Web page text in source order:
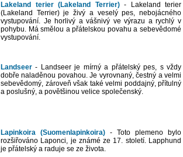
Lakeland terier (Lakeland Terrier)- Lakeland terier
(Lakeland Terrier) je živý a veselý pes, nebojácného
vystupování. Je horlivý a vášnivý ve výrazu a rychlý v
pohybu. Má smělou a přátelskou povahu a sebevědomé
vystupování.
Landseer - Landseer je mírný a přátelský pes, s vždy
dobře naladěnou povahou. Je vyrovnaný, čestný a velmi
sebevědomý, zároveň však také velmi poddajný, přítulný
a poslušný, a povětšinou velice společenský.
Lapinkoira (Suomenlapinkoira) - Toto plemeno bylo
rozšiřováno Laponci, je známé ze 17. století. Lapphund
je přátelský a raduje se ze života.